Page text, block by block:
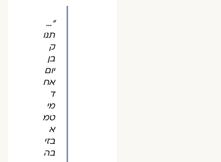
"…
תנו
ק
בן
יום
אח
ד
מי
טמ
א
בזי
בה